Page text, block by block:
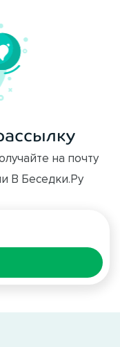
на почту
В Беседки.Ру